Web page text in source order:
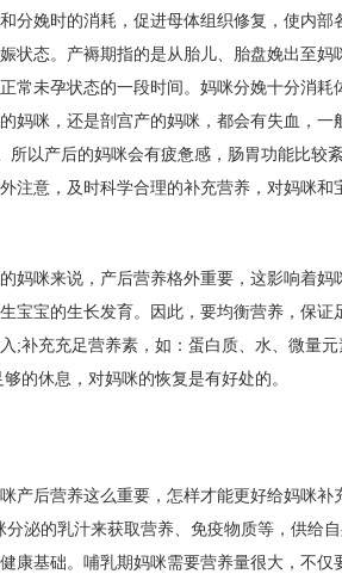
分娩时的消耗，促进母体组织修复，使内部
状态。产褥期指的是从胎儿、胎盘娩出至妈
常未孕状态的一段时间。妈咪分娩十分消耗
妈咪，还是剖宫产的妈咪，都会有失血，一
所以产后的妈咪会有疲惫感，肠胃功能比较
注意，及时科学合理的补充营养，对妈咪和
妈咪来说，产后营养格外重要，这影响着妈
宝宝的生长发育。因此，要均衡营养，保证
;补充充足营养素，如：蛋白质、水、 微量元
的休息，对妈咪的恢复是有好处的。
产后营养这么重要，怎样才能更好给妈咪补
分泌的乳汁来获取营养、免疫物质等，供给
康基础。哺乳期妈咪需要营养量很大，不仅